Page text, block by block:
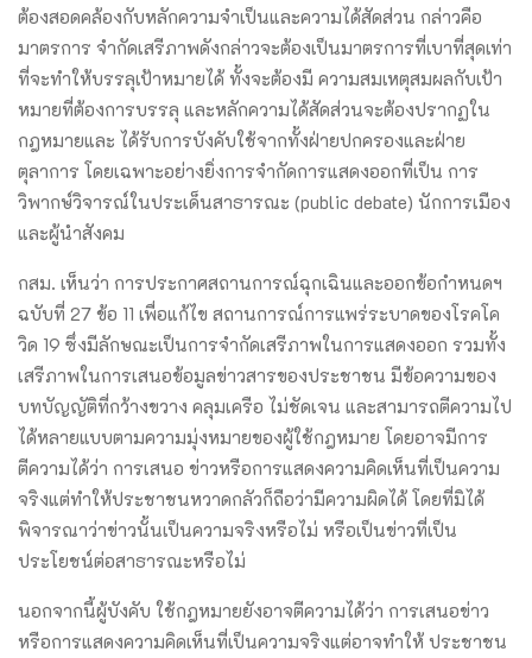
ต้องสอดคล้องกับหลักความจําเป็นและความได้สัดส่วน กล่าวคือ
มาตรการ จํากัดเสรีภาพดังกล่าวจะต้องเป็นมาตรการที่เบาที่สุดเท่า
ที่จะทําให้บรรลุเป้าหมายได้ ทั้งจะต้องมี ความสมเหตุสมผลกับเป้า
หมายที่ต้องการบรรลุ และหลักความได้สัดส่วนจะต้องปรากฏใน
กฎหมายและ ได้รับการบังคับใช้จากทั้งฝ่ายปกครองและฝ่าย
ตุลาการ โดยเฉพาะอย่างยิ่งการจํากัดการแสดงออกที่เป็น การ
วิพากษ์วิจารณ์ในประเด็นสาธารณะ (public debate) นักการเมือง
และผู้นําสังคม
กสม. เห็นว่า การประกาศสถานการณ์ฉุกเฉินและออกข้อกําหนดฯ
ฉบับที่ 27 ข้อ 11 เพื่อแก้ไข สถานการณ์การแพร่ระบาดของโรคโค
วิด 19 ซึ่งมีลักษณะเป็นการจํากัดเสรีภาพในการแสดงออก รวมทั้ง
เสรีภาพในการเสนอข้อมูลข่าวสารของประชาชน มีข้อความของ
บทบัญญัติที่กว้างขวาง คลุมเครือ ไม่ชัดเจน และสามารถตีความไป
ได้หลายแบบตามความมุ่งหมายของผู้ใช้กฎหมาย โดยอาจมีการ
ตีความได้ว่า การเสนอ ข่าวหรือการแสดงความคิดเห็นที่เป็นความ
จริงแต่ทําให้ประชาชนหวาดกลัวก็ถือว่ามีความผิดได้ โดยที่มิได้
พิจารณาว่าข่าวนั้นเป็นความจริงหรือไม่ หรือเป็นข่าวที่เป็น
ประโยชน์ต่อสาธารณะหรือไม่
นอกจากนี้ผู้บังคับ ใช้กฎหมายยังอาจตีความได้ว่า การเสนอข่าว
หรือการแสดงความคิดเห็นที่เป็นความจริงแต่อาจทําให้ ประชาชน